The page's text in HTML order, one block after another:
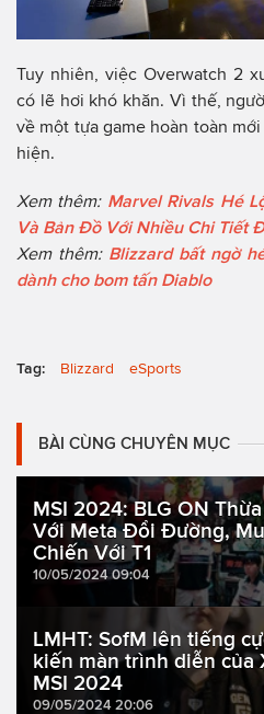
Tuy nhiên, việc Overwatch 2
có lẽ hơi khó khăn. Vì thế,
về một tựa game hoàn toàn
hiện.
Xem thêm: Marvel Rivals Hé
Và Bản Đồ Với Nhiều Chi Tiết
Xem thêm: Blizzard bất ngờ
dành cho bom tấn Diablo
Tag: Blizzard eSports
BÀI CÙNG CHUYÊN MỤC
MSI 2024: BLG ON
Với Meta Đổi Đường,
Chiến Với T1
10/05/2024 09:04
LMHT: SofM lên tiếng
kiến màn trình diễn của
MSI 2024
09/05/2024 20:06